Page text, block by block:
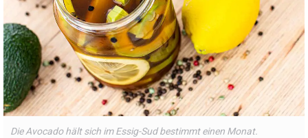
Die Avocado hält sich im Essig-Sud bestimmt einen Monat.